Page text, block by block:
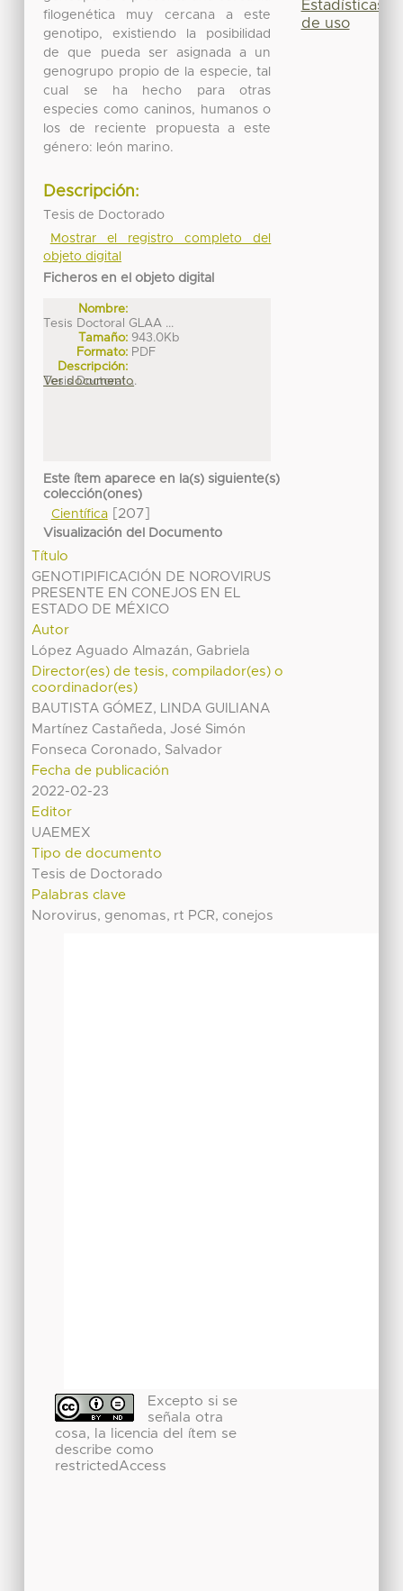
filogenética muy cercana a este
genotipo, existiendo la posibilidad
de que pueda ser asignada a un
genogrupo propio de la especie, tal
cual se ha hecho para otras
especies como caninos, humanos o
los de reciente propuesta a este
género: león marino.
Descripción:
Tesis de Doctorado
Mostrar el registro completo del
objeto digital
Ficheros en el objeto digital
Nombre:
Tesis Doctoral GLAA ...
Tamaño: 943.0Kb
Formato: PDF
Descripción:
Tesis Doctoral ...
Ver documento
Este ítem aparece en la(s) siguiente(s)
colección(ones)
Científica[207]
Visualización del Documento
Título
GENOTIPIFICACIÓN DE NOROVIRUS
PRESENTE EN CONEJOS EN EL
ESTADO DE MÉXICO
Autor
López Aguado Almazán, Gabriela
Director(es) de tesis, compilador(es) o
coordinador(es)
BAUTISTA GÓMEZ, LINDA GUILIANA
Martínez Castañeda, José Simón
Fonseca Coronado, Salvador
Fecha de publicación
2022-02-23
Editor
UAEMEX
Tipo de documento
Tesis de Doctorado
Palabras clave
Norovirus, genomas, rt PCR, conejos
Excepto si se
señala otra
cosa, la licencia del ítem se
describe como
restrictedAccess
Estadísticas
de uso